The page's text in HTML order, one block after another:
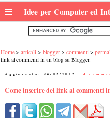
≡ Idee per Computer ed
Home articoli blogger commenti
link ai commenti in un blog su Blogger.
Aggiornato: 24/03/2012 4
Come inserire dei link ai commenti